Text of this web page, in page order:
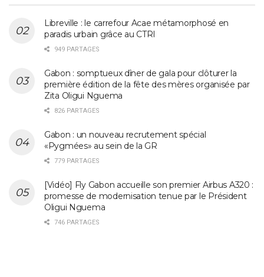
Libreville : le carrefour Acae métamorphosé en
paradis urbain grâce au CTRI
949 PARTAGES
Gabon : somptueux dîner de gala pour clôturer la
première édition de la fête des mères organisée par
Zita Oligui Nguema
826 PARTAGES
Gabon : un nouveau recrutement spécial
«Pygmées» au sein de la GR
779 PARTAGES
[Vidéo] Fly Gabon accueille son premier Airbus A320 :
promesse de modernisation tenue par le Président
Oligui Nguema
746 PARTAGES